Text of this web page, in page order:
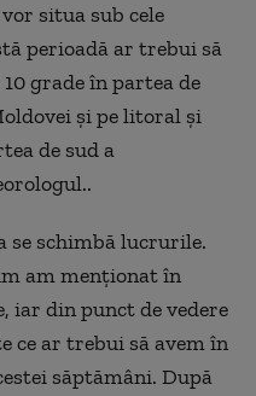
situa sub cele
perioadă ar trebui să
grade în partea de
și pe litoral și
de sud a
se schimbă lucrurile.
am menționat în
iar din punct de vedere
ce ar trebui să avem în
săptămâni. După